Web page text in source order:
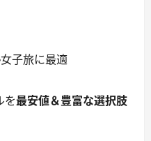
女子旅に最適
を最安値＆豊富な選択肢